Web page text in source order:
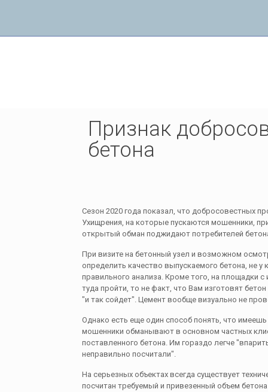
Признак
бетона
Сезон 2020 года показал, что добросовестных
Ухищрения, на которые пускаются мошенники,
открытый обман поджидают потребителей
При визите на бетонный узел и возможном
определить качество выпускаемого бетона, не
правильного анализа. Кроме того, на площадки с
туда пройти, то не факт, что Вам изготовят
"и так сойдет". Цемент вообще визуально не
Однако есть еще один способ понять, что
мошенники обманывают в основном частных
поставленного бетона. Им гораздо легче
неправильно посчитали".
На серьезных объектах всегда существует
посчитан требуемый и привезенный объем